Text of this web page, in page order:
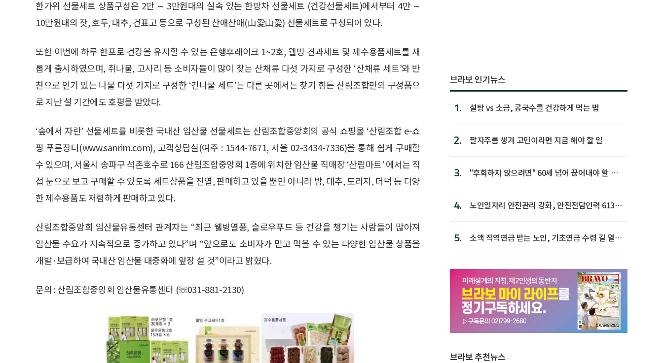
한가위 선물세트 상품구성은 2만 ∼ 3만원대의 실속 있는 한방차 선물세트 (건강선물세트)에서부터 4만 ∼
10만원대의 잣, 호두, 대추, 건표고 등으로 구성된 산애산애(山愛山愛) 선물세트로 구성되어 있다.
또한 이번에 하루 한포로 건강을 유지할 수 있는 은행후레이크 1~2호, 웰빙 견과세트 및 제수용품세트를 새
롭게 출시하였으며, 취나물, 고사리 등 소비자들이 많이 찾는 산채류 다섯 가지로 구성한 ‘산채류 세트’와 반
찬으로 인기 있는 나물 다섯 가지로 구성한 ‘건나물 세트’는 다른 곳에서는 찾기 힘든 산림조합만의 구성품으
로 지난 설 기간에도 호평을 받았다.
‘숲에서 자란’ 선물세트를 비롯한 국내산 임산물 선물세트는 산림조합중앙회의 공식 쇼핑몰 ‘산림조합 e-쇼
핑 푸른장터(www.sanrim.com), 고객상담실(여주 : 1544-7671, 서울 02-3434-7336)을 통해 쉽게 구매할
수 있으며, 서울시 송파구 석촌호수로 166 산림조합중앙회 1층에 위치한 임산물 직매장 ‘산림마트’ 에서는 직
접 눈으로 보고 구매할 수 있도록 세트상품을 진열, 판매하고 있을 뿐만 아니라 밤, 대추, 도라지, 더덕 등 다양
한 제수용품도 저렴하게 판매하고 있다.
산림조합중앙회 임산물유통센터 관계자는 “최근 웰빙열풍, 슬로우푸드 등 건강을 챙기는 사람들이 많아져
임산물 수요가 지속적으로 증가하고 있다”며 “앞으로도 소비자가 믿고 먹을 수 있는 다양한 임산물 상품을
개발·보급하여 국내산 임산물 대중화에 앞장 설 것”이라고 밝혔다.
문의 : 산림조합중앙회 임산물유통센터 (☏031-881-2130)
브라보 인기뉴스
1. 설탕 vs 소금, 콩국수를 건강하게 먹는 법
2. 팔자주름 생겨 고민이라면 지금 해야 할 일
3.
"후회하지 않으려면" 60세 넘어 끊어내야 할 사
4.
노인일자리 안전관리 강화, 안전전담인력 613명
5.
소액 직역연금 받는 노인, 기초연금 수령 길 열린
브라보 추천뉴스